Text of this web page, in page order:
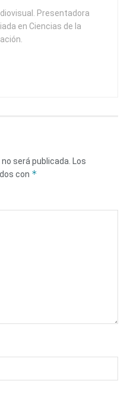
Presentadora
en Ciencias de la
será publicada.
Los
con *